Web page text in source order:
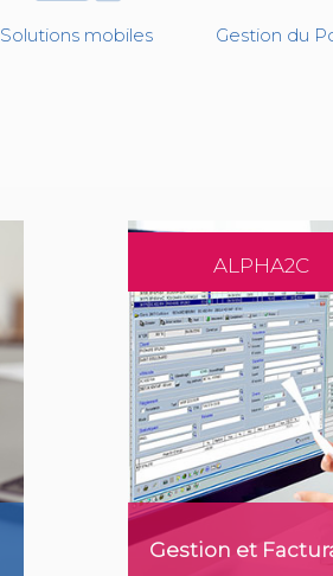
Solutions mobiles Gestion du
ALPHA2C
Gestion et